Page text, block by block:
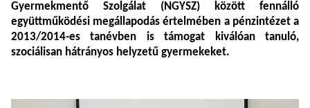
Gyermekmentő Szolgálat (NGYSZ) között fennálló
együttműködési megállapodás értelmében a pénzintézet a
2013/2014-es tanévben is támogat kiválóan tanuló,
szociálisan hátrányos helyzetű gyermekeket.